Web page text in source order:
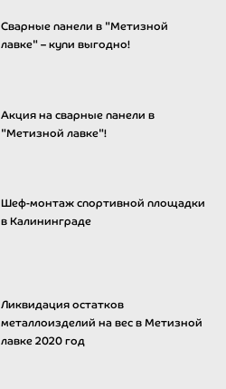
Сварные панели в "Метизной
лавке" – купи выгодно!
Акция на сварные панели в
"Метизной лавке"!
Шеф-монтаж спортивной площадки
в Калининграде
Ликвидация остатков
металлоизделий на вес в Метизной
лавке 2020 год